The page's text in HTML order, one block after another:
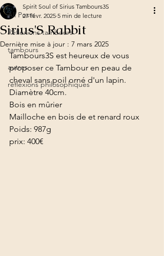
All Posts
Réflexions tambours
tambours
autres
réflexions philosophiques
Sirius'S Rabbit
Spirit Soul of Sirius Tambours3S
27 févr. 2025 5 min de lecture
Dernière mise à jour : 7 mars 2025
Tambours3S est heureux de vous
proposer ce Tambour en peau de
cheval sans poil orné d'un lapin.
Diamètre 40cm.
Bois en mûrier
Mailloche en bois de et renard roux
Poids: 987g
prix: 400€